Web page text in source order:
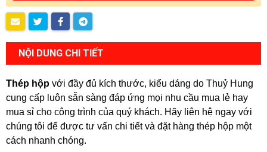
NỘI DUNG CHI TIẾT
Thép hộp với đầy đủ kích thước, kiểu dáng do Thuỷ Hung
cung cấp luôn sẵn sàng đáp ứng mọi nhu cầu mua lẻ hay
mua sỉ cho công trình của quý khách. Hãy liên hệ ngay với
chúng tôi để được tư vấn chi tiết và đặt hàng thép hộp một
cách nhanh chóng.